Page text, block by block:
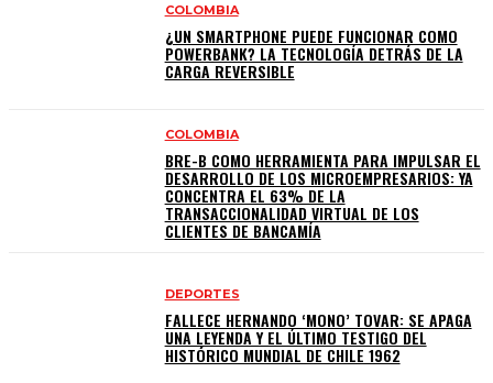
COLOMBIA
¿UN SMARTPHONE PUEDE FUNCIONAR COMO
POWERBANK? LA TECNOLOGÍA DETRÁS DE LA
CARGA REVERSIBLE
COLOMBIA
BRE-B COMO HERRAMIENTA PARA IMPULSAR EL
DESARROLLO DE LOS MICROEMPRESARIOS: YA
CONCENTRA EL 63% DE LA
TRANSACCIONALIDAD VIRTUAL DE LOS
CLIENTES DE BANCAMÍA
DEPORTES
FALLECE HERNANDO ‘MONO’ TOVAR: SE APAGA
UNA LEYENDA Y EL ÚLTIMO TESTIGO DEL
HISTÓRICO MUNDIAL DE CHILE 1962